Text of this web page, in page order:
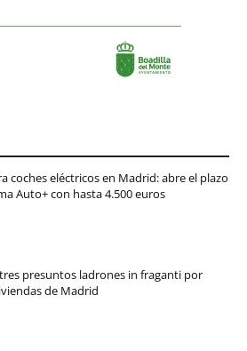
coches eléctricos en Madrid: abre el plazo
Auto+ con hasta 4.500 euros
presuntos ladrones in fraganti por
de Madrid